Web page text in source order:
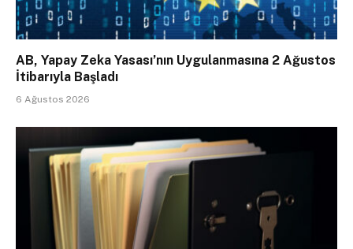
AB, Yapay Zeka Yasası’nın Uygulanmasına 2 Ağustos
İtibarıyla Başladı
6 Ağustos 2026